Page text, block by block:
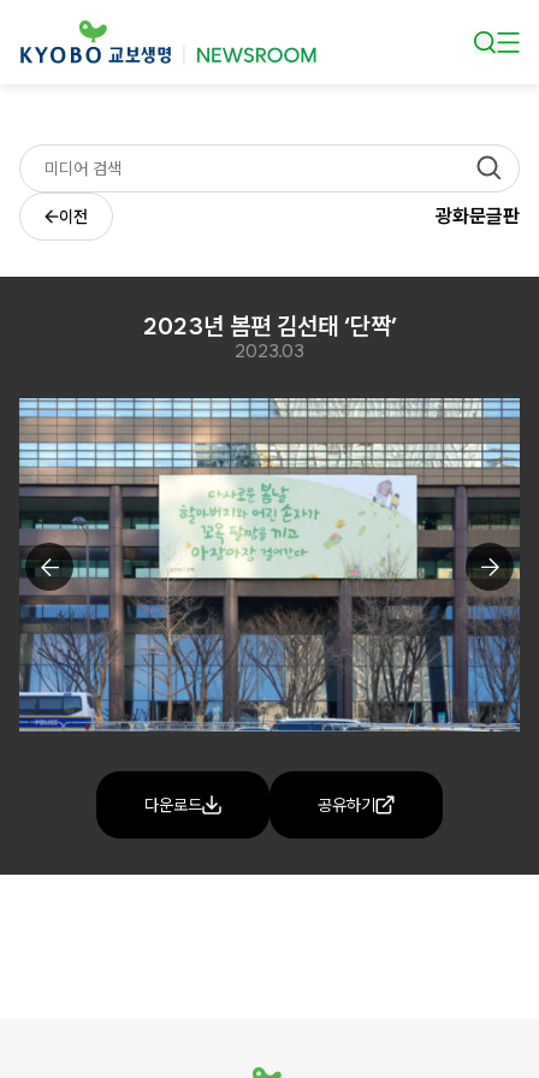
이전 광화문글판
2023년 봄편 김선태 ‘단짝’
2023.03
다운로드 공유하기